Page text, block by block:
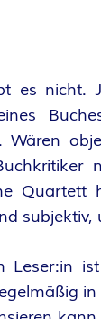
es nicht.
Wären
Leser:in
in